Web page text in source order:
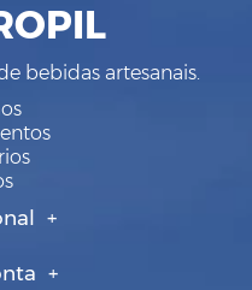
bebidas artesanais.